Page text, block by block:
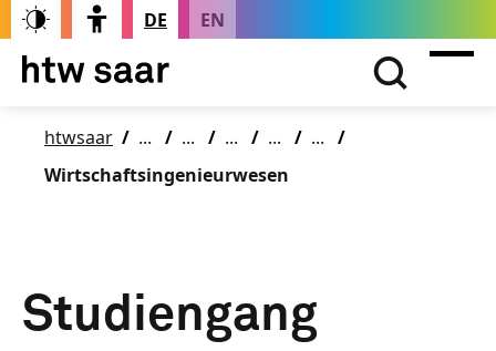
DE EN
htwsaar
Wirtschaftsingenieurwesen
Studiengang